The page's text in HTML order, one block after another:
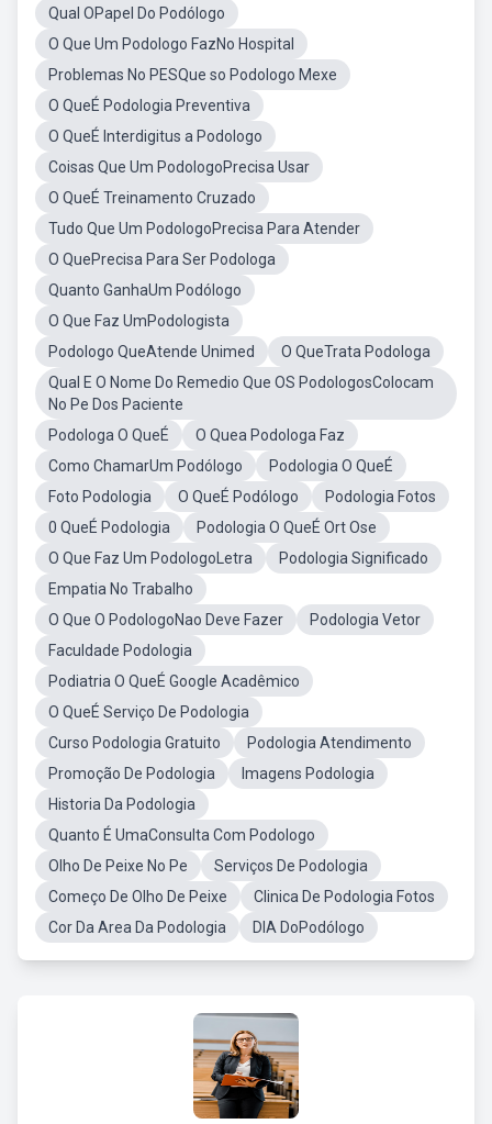
Qual OPapel Do Podólogo
O Que Um Podologo FazNo Hospital
Problemas No PESQue so Podologo Mexe
O QueÉ Podologia Preventiva
O QueÉ Interdigitus a Podologo
Coisas Que Um PodologoPrecisa Usar
O QueÉ Treinamento Cruzado
Tudo Que Um PodologoPrecisa Para Atender
O QuePrecisa Para Ser Podologa
Quanto GanhaUm Podólogo
O Que Faz UmPodologista
Podologo QueAtende Unimed
O QueTrata Podologa
Qual E O Nome Do Remedio Que OS PodologosColocam
No Pe Dos Paciente
Podologa O QueÉ
O Quea Podologa Faz
Como ChamarUm Podólogo
Podologia O QueÉ
Foto Podologia
O QueÉ Podólogo
Podologia Fotos
0 QueÉ Podologia
Podologia O QueÉ Ort Ose
O Que Faz Um PodologoLetra
Podologia Significado
Empatia No Trabalho
O Que O PodologoNao Deve Fazer
Podologia Vetor
Faculdade Podologia
Podiatria O QueÉ Google Acadêmico
O QueÉ Serviço De Podologia
Curso Podologia Gratuito
Podologia Atendimento
Promoção De Podologia
Imagens Podologia
Historia Da Podologia
Quanto É UmaConsulta Com Podologo
Olho De Peixe No Pe
Serviços De Podologia
Começo De Olho De Peixe
Clinica De Podologia Fotos
Cor Da Area Da Podologia
DIA DoPodólogo